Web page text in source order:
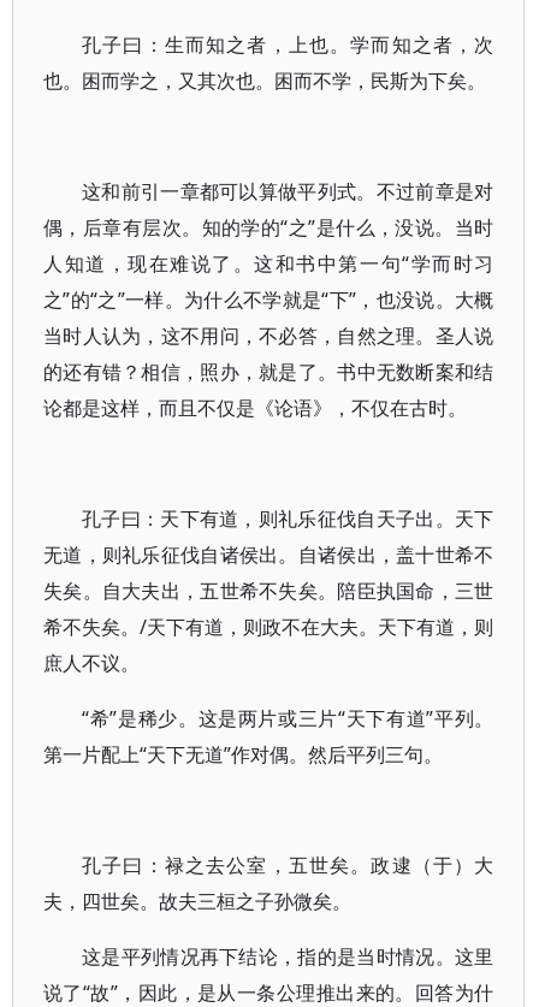
孔子曰：生而知之者，上也。学而知之者，次
也。困而学之，又其次也。困而不学，民斯为下矣。
这和前引一章都可以算做平列式。不过前章是对
偶，后章有层次。知的学的“之”是什么，没说。当时
人知道，现在难说了。这和书中第一句“学而时习
之”的“之”一样。为什么不学就是“下”，也没说。大概
当时人认为，这不用问，不必答，自然之理。圣人说
的还有错？相信，照办，就是了。书中无数断案和结
论都是这样，而且不仅是《论语》，不仅在古时。
孔子曰：天下有道，则礼乐征伐自天子出。天下
无道，则礼乐征伐自诸侯出。自诸侯出，盖十世希不
失矣。自大夫出，五世希不失矣。陪臣执国命，三世
希不失矣。/天下有道，则政不在大夫。天下有道，则
庶人不议。
“希”是稀少。这是两片或三片“天下有道”平列。
第一片配上“天下无道”作对偶。然后平列三句。
孔子曰：禄之去公室，五世矣。政逮（于）大
夫，四世矣。故夫三桓之子孙微矣。
这是平列情况再下结论，指的是当时情况。这里
说了“故”，因此，是从一条公理推出来的。回答为什